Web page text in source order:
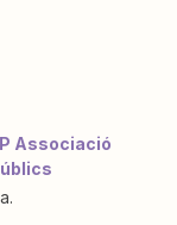
Associació